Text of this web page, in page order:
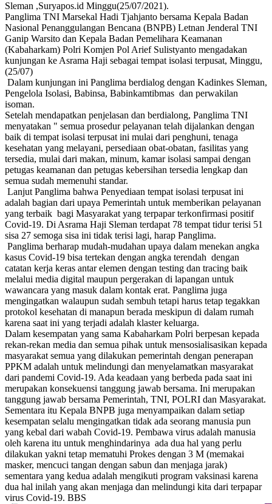
Sleman ,Suryapos.id Minggu(25/07/2021).
Panglima TNI Marsekal Hadi Tjahjanto bersama Kepala Badan
Nasional Penanggulangan Bencana (BNPB) Letnan Jenderal TNI
Ganip Warsito dan Kepala Badan Pemelihara Keamanan
(Kabaharkam) Polri Komjen Pol Arief Sulistyanto mengadakan
kunjungan ke Asrama Haji sebagai tempat isolasi terpusat, Minggu,
(25/07)
Dalam kunjungan ini Panglima berdialog dengan Kadinkes Sleman,
Pengelola Isolasi, Babinsa, Babinkamtibmas dan perwakilan
isoman.
Setelah mendapatkan penjelasan dan berdialong, Panglima TNI
menyatakan " semua prosedur pelayanan telah dijalankan dengan
baik di tempat isolasi terpusat ini mulai dari penghuni, tenaga
kesehatan yang melayani, persediaan obat-obatan, fasilitas yang
tersedia, mulai dari makan, minum, kamar isolasi sampai dengan
petugas keamanan dan petugas kebersihan tersedia lengkap dan
semua sudah memenuhi standar.
Lanjut Panglima bahwa Penyediaan tempat isolasi terpusat ini
adalah bagian dari upaya Pemerintah untuk memberikan pelayanan
yang terbaik bagi Masyarakat yang terpapar terkonfirmasi positif
Covid-19. Di Asrama Haji Sleman terdapat 78 tempat tidur terisi 51
sisa 27 semoga sisa ini tidak terisi lagi, harap Panglima.
Panglima berharap mudah-mudahan upaya dalam menekan angka
kasus Covid-19 bisa tertekan dengan angka terendah dengan
catatan kerja keras antar elemen dengan testing dan tracing baik
melalui media digital maupun pergerakan di lapangan untuk
wawancara yang masuk dalam kontak erat. Panglima juga
mengingatkan walaupun sudah sembuh tetapi harus tetap tegakkan
protokol kesehatan di manapun berada meskipun di dalam rumah
karena saat ini yang terjadi adalah klaster keluarga.
Dalam kesempatan yang sama Kabaharkam Polri berpesan kepada
rekan-rekan media dan semua pihak untuk mensosialisasikan kepada
masyarakat semua yang dilakukan pemerintah dengan penerapan
PPKM adalah untuk melindungi dan menyelamatkan masyarakat
dari pandemi Covid-19. Ada keadaan yang berbeda pada saat ini
merupakan konsekuensi tanggung jawab bersama. Ini merupakan
tanggung jawab bersama Pemerintah, TNI, POLRI dan Masyarakat.
Sementara itu Kepala BNPB juga menyampaikan dalam setiap
kesempatan selalu mengingatkan tidak ada seorang manusia pun
yang kebal dari wabah Covid-19. Pembawa virus adalah manusia
oleh karena itu untuk menghindarinya ada dua hal yang perlu
dilakukan yakni tetap mematuhi Prokes dengan 3 M (memakai
masker, mencuci tangan dengan sabun dan menjaga jarak)
sementara yang kedua adalah mengikuti program vaksinasi karena
dua hal inilah yang akan menjaga dan melindungi kita dari terpapar
virus Covid-19. BBS